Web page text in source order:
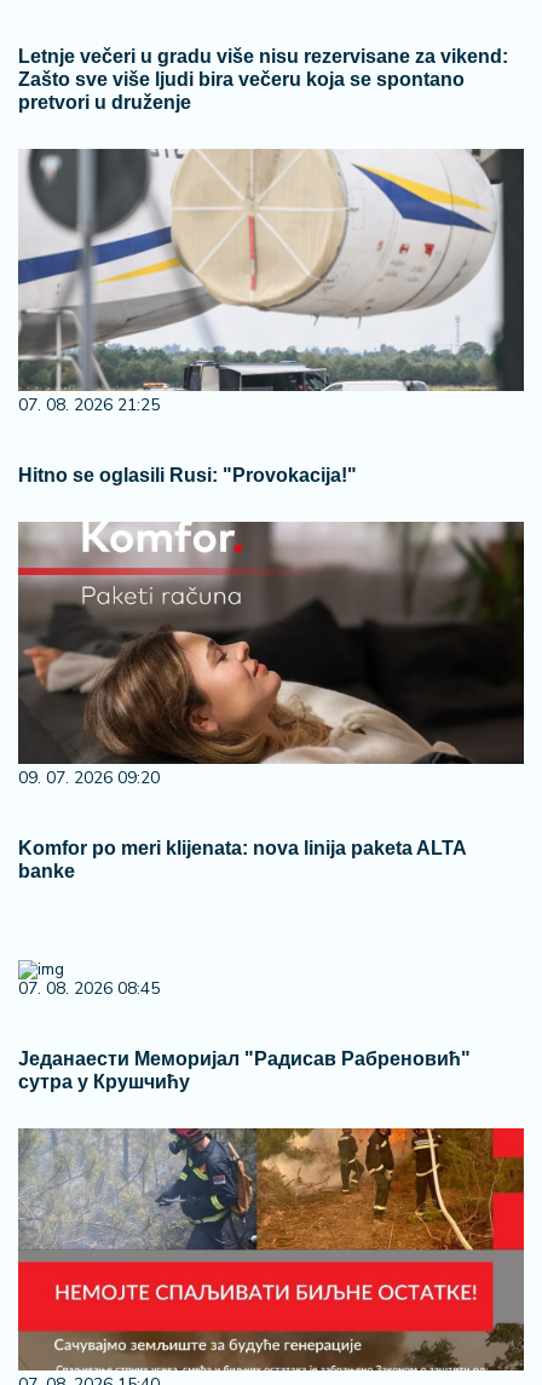
Letnje večeri u gradu više nisu rezervisane za vikend:
Zašto sve više ljudi bira večeru koja se spontano
pretvori u druženje
07. 08. 2026 21:25
Hitno se oglasili Rusi: "Provokacija!"
09. 07. 2026 09:20
Komfor po meri klijenata: nova linija paketa ALTA
banke
07. 08. 2026 08:45
Једанаести Меморијал "Радисав Рабреновић"
сутра у Крушчићу